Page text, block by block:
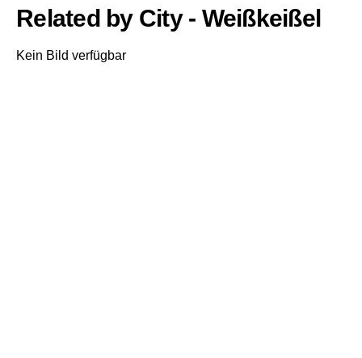
Related by City - Weißkeißel
Kein Bild verfügbar